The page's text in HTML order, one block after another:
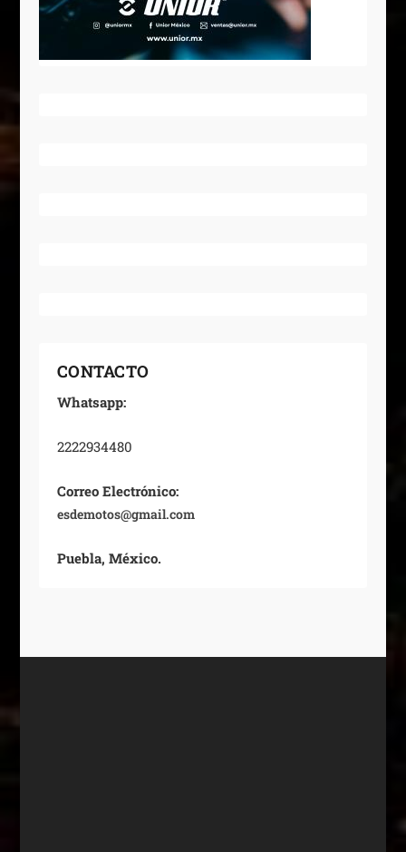
CONTACTO
Whatsapp:
2222934480
Correo Electrónico:
esdemotos@gmail.com
Puebla, México.